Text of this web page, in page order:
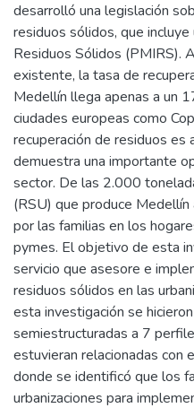
desarrolló una legislación
residuos sólidos, que
Residuos Sólidos (PMIRS).
existente, la tasa de
Medellín llega apenas a un
ciudades europeas como
recuperación de residuos
demuestra una importante
sector. De las 2.000
(RSU) que produce
por las familias en los
pymes. El objetivo de esta
servicio que asesore e
residuos sólidos en las
esta investigación se
semiestructuradas a 7
estuvieran relacionadas con
donde se identificó que los
urbanizaciones para